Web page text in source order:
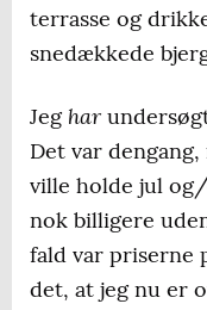
terrasse og
snedækkede
Jeghar
Det var
ville holde jul
nok billigere
fald var priserne
det, at jeg nu er